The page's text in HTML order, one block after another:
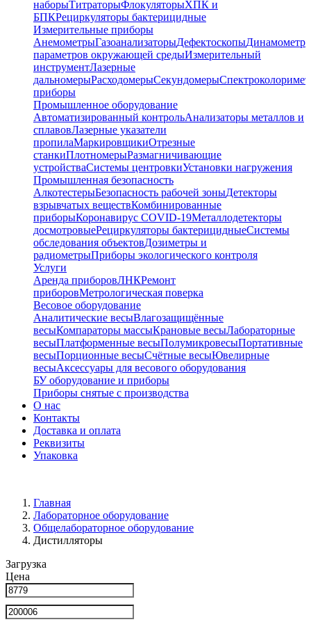
наборыТитраторыФлокуляторыХПК и
БПКРециркуляторы бактерицидные
Измерительные приборы
АнемометрыГазоанализаторыДефектоскопы
параметров окружающей средыИзмерительный
инструментЛазерные
дальномерыРасходомерыСекундомеры
приборы
Промышленное оборудование
Автоматизированный контрольАнализаторы металлов и
сплавовЛазерные указатели
пропилаМаркировщикиОтрезные
станкиПлотномерыРазмагничивающие
устройстваСистемы центровкиУстановки нагружения
Промышленная безопасность
АлкотестерыБезопасность рабочей зоныДетекторы
взрывчатых веществКомбинированные
приборыКоронавирус COVID-19Металлодетекторы
досмотровыеРециркуляторы бактерицидныеСистемы
обследования объектовДозиметры и
радиометрыПриборы экологического контроля
Услуги
Аренда приборовЛНКРемонт
приборовМетрологическая поверка
Весовое оборудование
Аналитические весыВлагозащищённые
весыКомпараторы массыКрановые весыЛабораторные
весыПлатформенные весыПолумикровесыПортативные
весыПорционные весыСчётные весыЮвелирные
весыАксессуары для весового оборудования
БУ оборудование и приборы
Приборы снятые с производства
О нас
Контакты
Доставка и оплата
Реквизиты
Упаковка
Главная
Лабораторное оборудование
Общелабораторное оборудование
Дистилляторы
Загрузка
Цена